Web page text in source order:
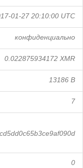
01-27 20:10:00 UTC
конфиденциально
0.022875934172 XMR
13186 B
7
0